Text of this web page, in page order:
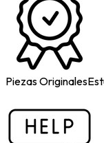
Piezas Originales